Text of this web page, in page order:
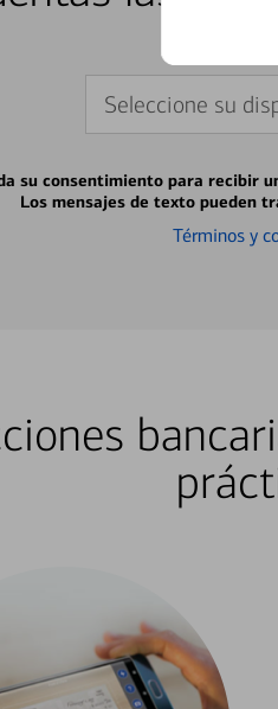
Seleccione su
su consentimiento para recibir
Los mensajes de texto pueden
Términos y